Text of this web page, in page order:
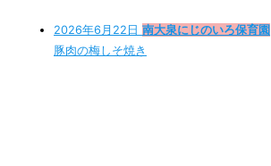
2026年6月22日 南大泉にじのいろ保育園
豚肉の梅しそ焼き